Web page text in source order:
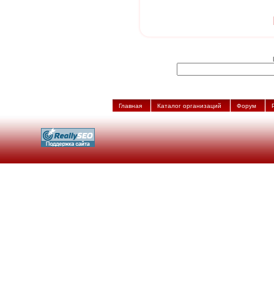
Главная Каталог организаций Форум